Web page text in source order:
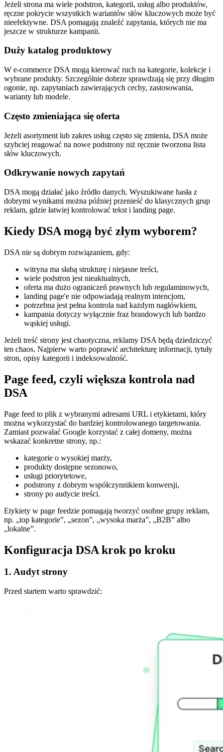
Jeżeli strona ma wiele podstron, kategorii, usług albo produktów,
ręczne pokrycie wszystkich wariantów słów kluczowych może być
nieefektywne. DSA pomagają znaleźć zapytania, których nie ma
jeszcze w strukturze kampanii.
Duży katalog produktowy
W e-commerce DSA mogą kierować ruch na kategorie, kolekcje i
wybrane produkty. Szczególnie dobrze sprawdzają się przy długim
ogonie, np. zapytaniach zawierających cechy, zastosowania,
warianty lub modele.
Często zmieniająca się oferta
Jeżeli asortyment lub zakres usług często się zmienia, DSA może
szybciej reagować na nowe podstrony niż ręcznie tworzona lista
słów kluczowych.
Odkrywanie nowych zapytań
DSA mogą działać jako źródło danych. Wyszukiwane hasła z
dobrymi wynikami można później przenieść do klasycznych grup
reklam, gdzie łatwiej kontrolować tekst i landing page.
Kiedy DSA mogą być złym wyborem?
DSA nie są dobrym rozwiązaniem, gdy:
witryna ma słabą strukturę i niejasne treści,
wiele podstron jest nieaktualnych,
oferta ma dużo ograniczeń prawnych lub regulaminowych,
landing page'e nie odpowiadają realnym intencjom,
potrzebna jest pełna kontrola nad każdym nagłówkiem,
kampania dotyczy wyłącznie fraz brandowych lub bardzo
wąskiej usługi.
Jeżeli treść strony jest chaotyczna, reklamy DSA będą dziedziczyć
ten chaos. Najpierw warto poprawić architekturę informacji, tytuły
stron, opisy kategorii i indeksowalność.
Page feed, czyli większa kontrola nad
DSA
Page feed to plik z wybranymi adresami URL i etykietami, który
można wykorzystać do bardziej kontrolowanego targetowania.
Zamiast pozwalać Google korzystać z całej domeny, można
wskazać konkretne strony, np.:
kategorie o wysokiej marży,
produkty dostępne sezonowo,
usługi priorytetowe,
podstrony z dobrym współczynnikiem konwersji,
strony po audycie treści.
Etykiety w page feedzie pomagają tworzyć osobne grupy reklam,
np. „top kategorie”, „sezon”, „wysoka marża”, „B2B” albo
„lokalne”.
Konfiguracja DSA krok po kroku
1. Audyt strony
Przed startem warto sprawdzić: